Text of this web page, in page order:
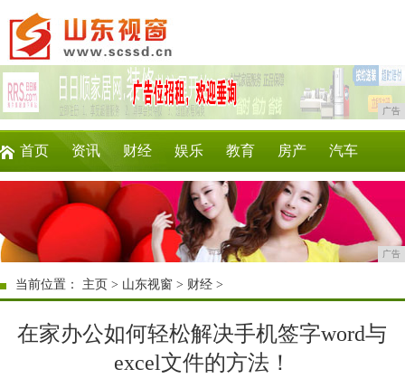
广告
首页 资讯 财经 娱乐 教育 房产 汽车
企业 时尚 商讯 消费 微商
广告
当前位置： 主页 > 山东视窗 > 财经 >
在家办公如何轻松解决手机签字word与
excel文件的方法！